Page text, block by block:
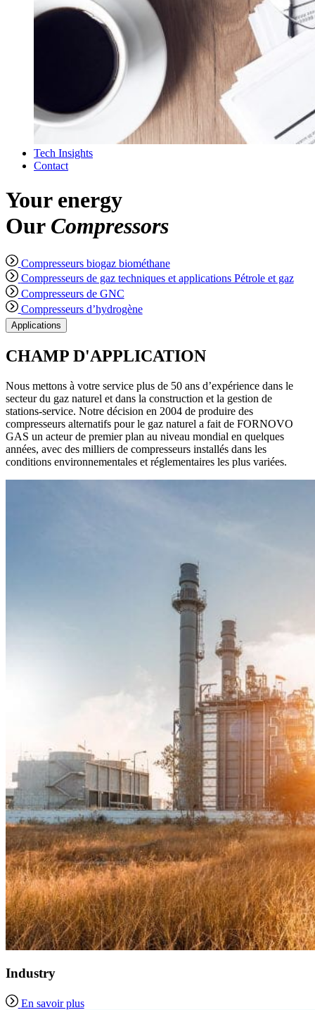
Tech Insights
Contact
Your energy
Our Compressors
Compresseurs biogaz biométhane
Compresseurs de gaz techniques et applications Pétrole et gaz
Compresseurs de GNC
Compresseurs d’hydrogène
Applications
CHAMP D'APPLICATION
Nous mettons à votre service plus de 50 ans d’expérience dans le
secteur du gaz naturel et dans la construction et la gestion de
stations-service. Notre décision en 2004 de produire des
compresseurs alternatifs pour le gaz naturel a fait de FORNOVO
GAS un acteur de premier plan au niveau mondial en quelques
années, avec des milliers de compresseurs installés dans les
conditions environnementales et réglementaires les plus variées.
Industry
En savoir plus